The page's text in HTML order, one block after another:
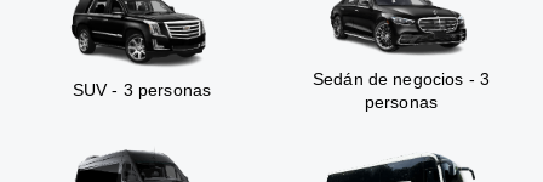
SUV - 3 personas
Sedán de negocios - 3
personas